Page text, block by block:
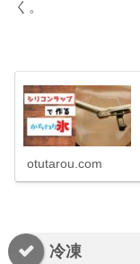
く。
otutarou.com
冷凍